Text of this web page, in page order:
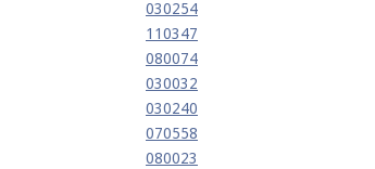
030254
110347
080074
030032
030240
070558
080023